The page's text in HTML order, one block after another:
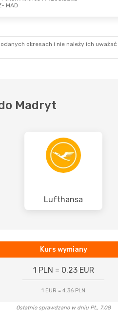
- MAD
okresach i nie należy ich
Madryt
Lufthansa
Kurs wymiany
1 PLN = 0.23 EUR
1 EUR = 4.36 PLN
Ostatnio sprawdzano w dniu Pt., 7.08